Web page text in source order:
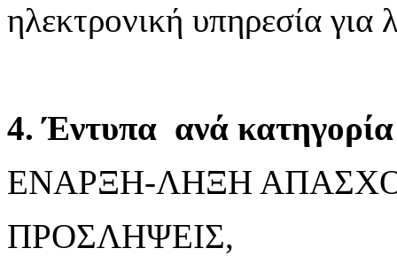
ηλεκτρονική υπηρεσία για
4. Έντυπα ανά κατηγορία
ΕΝΑΡΞΗ-ΛΗΞΗ
ΠΡΟΣΛΗΨΕΙΣ,